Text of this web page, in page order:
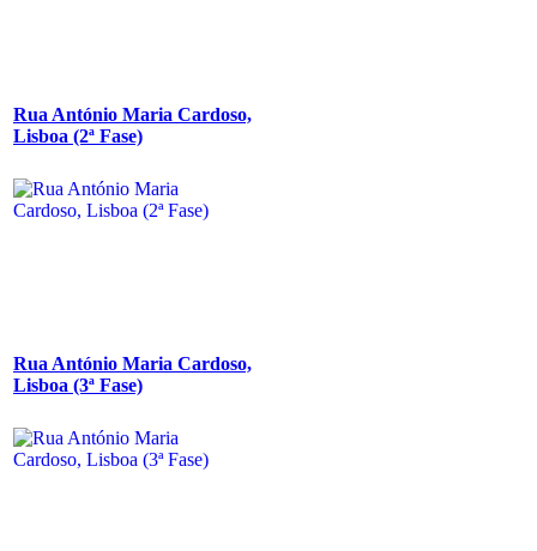
Rua António Maria Cardoso,
Lisboa (2ª Fase)
Rua António Maria Cardoso,
Lisboa (3ª Fase)